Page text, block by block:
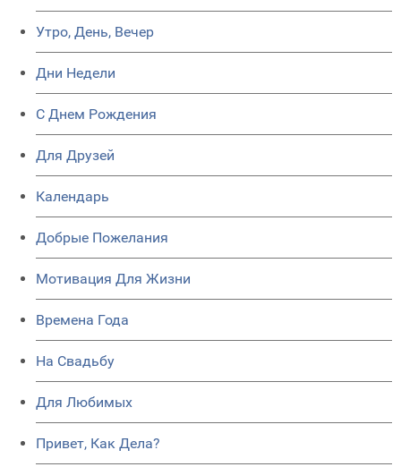
Утро, День, Вечер
Дни Недели
C Днем Рождения
Для Друзей
Календарь
Добрые Пожелания
Мотивация Для Жизни
Времена Года
На Свадьбу
Для Любимых
Привет, Как Дела?